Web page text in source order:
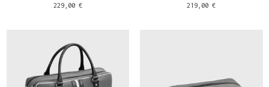
229,00 €
219,00 €